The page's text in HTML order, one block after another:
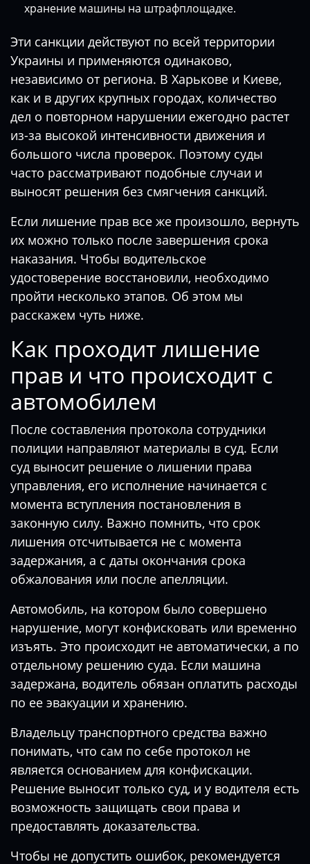
хранение машины на штрафплощадке.
Эти санкции действуют по всей территории
Украины и применяются одинаково,
независимо от региона. В Харькове и Киеве,
как и в других крупных городах, количество
дел о повторном нарушении ежегодно растет
из-за высокой интенсивности движения и
большого числа проверок. Поэтому суды
часто рассматривают подобные случаи и
выносят решения без смягчения санкций.
Если лишение прав все же произошло, вернуть
их можно только после завершения срока
наказания. Чтобы водительское
удостоверение восстановили, необходимо
пройти несколько этапов. Об этом мы
расскажем чуть ниже.
Как проходит лишение
прав и что происходит с
автомобилем
После составления протокола сотрудники
полиции направляют материалы в суд. Если
суд выносит решение о лишении права
управления, его исполнение начинается с
момента вступления постановления в
законную силу. Важно помнить, что срок
лишения отсчитывается не с момента
задержания, а с даты окончания срока
обжалования или после апелляции.
Автомобиль, на котором было совершено
нарушение, могут конфисковать или временно
изъять. Это происходит не автоматически, а по
отдельному решению суда. Если машина
задержана, водитель обязан оплатить расходы
по ее эвакуации и хранению.
Владельцу транспортного средства важно
понимать, что сам по себе протокол не
является основанием для конфискации.
Решение выносит только суд, и у водителя есть
возможность защищать свои права и
предоставлять доказательства.
Чтобы не допустить ошибок, рекомендуется